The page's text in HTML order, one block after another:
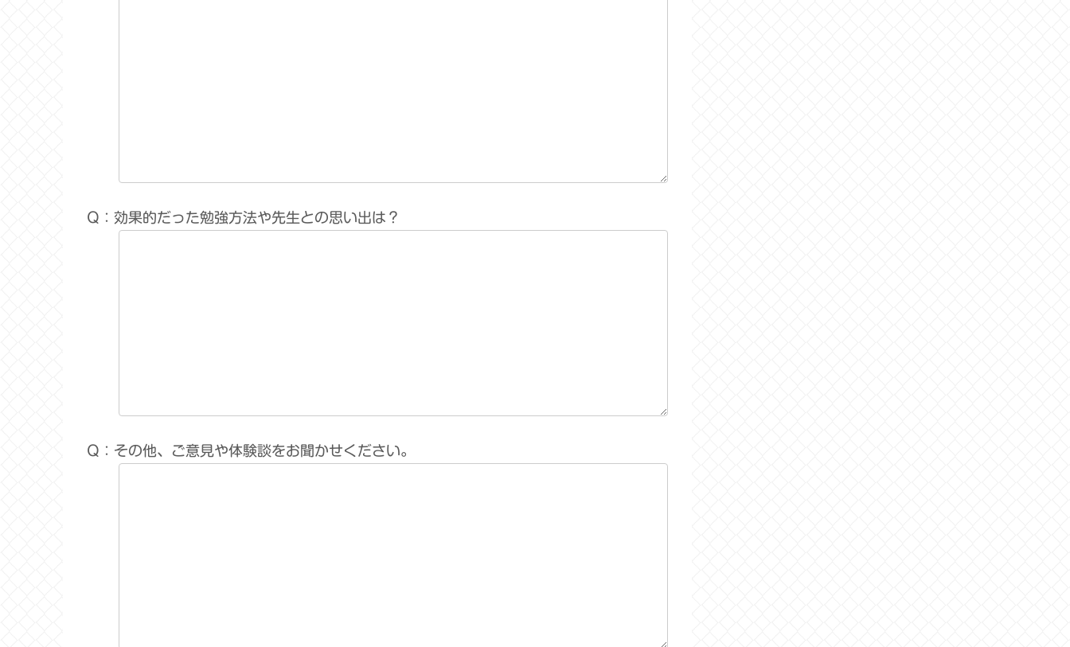
Q：効果的だった勉強方法や先生との思い出は？
Q：その他、ご意見や体験談をお聞かせください。